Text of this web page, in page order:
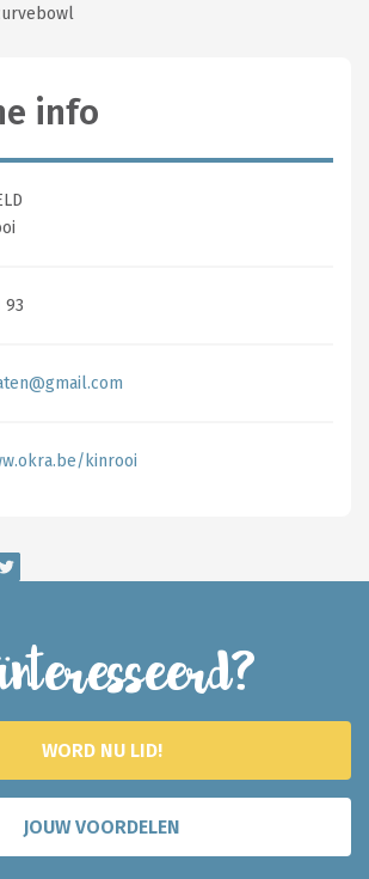
info
93
kinrooi
WORD NU LID!
JOUW VOORDELEN